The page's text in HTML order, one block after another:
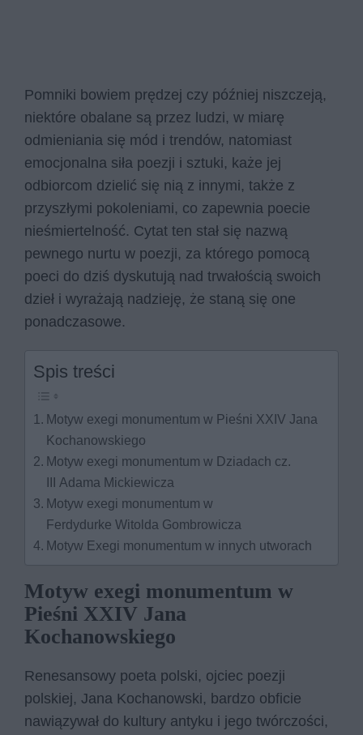
Pomniki bowiem prędzej czy później niszczeją,
niektóre obalane są przez ludzi, w miarę
odmieniania się mód i trendów, natomiast
emocjonalna siła poezji i sztuki, każe jej
odbiorcom dzielić się nią z innymi, także z
przyszłymi pokoleniami, co zapewnia poecie
nieśmiertelność. Cytat ten stał się nazwą
pewnego nurtu w poezji, za którego pomocą
poeci do dziś dyskutują nad trwałością swoich
dzieł i wyrażają nadzieję, że staną się one
ponadczasowe.
Spis treści
Motyw exegi monumentum w Pieśni XXIV Jana
Kochanowskiego
Motyw exegi monumentum w Dziadach cz.
III Adama Mickiewicza
Motyw exegi monumentum w
Ferdydurke Witolda Gombrowicza
Motyw Exegi monumentum w innych utworach
Motyw exegi monumentum w
Pieśni XXIV Jana
Kochanowskiego
Renesansowy poeta polski, ojciec poezji
polskiej, Jana Kochanowski, bardzo obficie
nawiązywał do kultury antyku i jego twórczości,